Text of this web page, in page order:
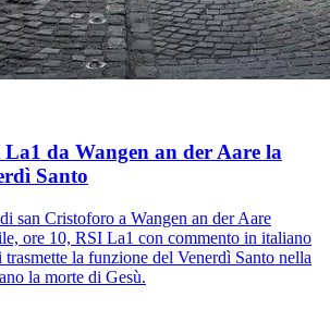
da Wangen an der Aare la
Santo
san Cristoforo a Wangen an der Aare
ore 10, RSI La1 con commento in italiano
la funzione del Venerdì Santo nella
la morte di Gesù.